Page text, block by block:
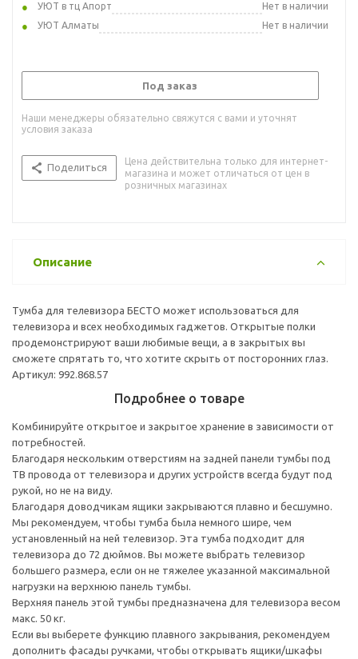
УЮТ в тц Апорт
Нет в наличии
УЮТ Алматы
Нет в наличии
Под заказ
Наши менеджеры обязательно свяжутся с вами и уточнят
условия заказа
Поделиться
Цена действительна только для интернет-
магазина и может отличаться от цен в
розничных магазинах
Описание
Тумба для телевизора БЕСТО может использоваться для
телевизора и всех необходимых гаджетов. Открытые полки
продемонстрируют ваши любимые вещи, а в закрытых вы
сможете спрятать то, что хотите скрыть от посторонних глаз.
Артикул: 992.868.57
Подробнее о товаре
Комбинируйте открытое и закрытое хранение в зависимости от
потребностей.
Благодаря нескольким отверстиям на задней панели тумбы под
ТВ провода от телевизора и других устройств всегда будут под
рукой, но не на виду.
Благодаря доводчикам ящики закрываются плавно и бесшумно.
Мы рекомендуем, чтобы тумба была немного шире, чем
установленный на ней телевизор. Эта тумба подходит для
телевизора до 72 дюймов. Вы можете выбрать телевизор
большего размера, если он не тяжелее указанной максимальной
нагрузки на верхнюю панель тумбы.
Верхняя панель этой тумбы предназначена для телевизора весом
макс. 50 кг.
Если вы выберете функцию плавного закрывания, рекомендуем
дополнить фасады ручками, чтобы открывать ящики/шкафы